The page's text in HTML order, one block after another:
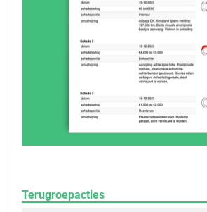
Terugroepacties